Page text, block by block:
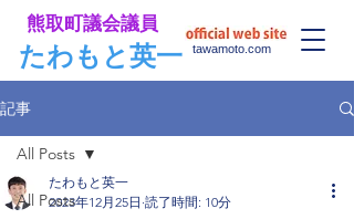
​たわもと英一
​熊取町議会議員
tawamoto.com
記事
All Posts
All Posts
たわもと英一
2023年12月25日 読了時間: 10分